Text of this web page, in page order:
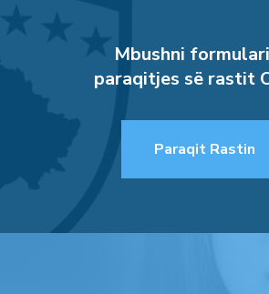
Mbushni
paraqitjes së rastit
Paraqit Rastin